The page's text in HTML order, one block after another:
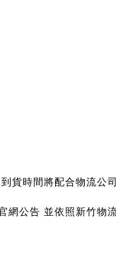
貨時間將配合物流公司
網公告 並依照新竹物